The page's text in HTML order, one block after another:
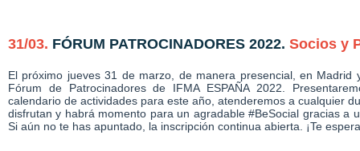
31/03. FÓRUM PATROCINADORES 2022. Socios y
El próximo jueves 31 de marzo, de manera presencial, en
Fórum de Patrocinadores de IFMA ESPAÑA 2022.
calendario de actividades para este año, atenderemos a cualquier
disfrutan y habrá momento para un agradable #BeSocial gracias a
Si aún no te has apuntado, la inscripción continua abierta. ¡Te